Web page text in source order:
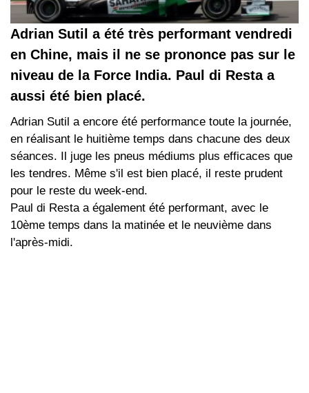
Adrian Sutil a été très performant vendredi
en Chine, mais il ne se prononce pas sur le
niveau de la Force India. Paul di Resta a
aussi été bien placé.
Adrian Sutil a encore été performance toute la journée,
en réalisant le huitième temps dans chacune des deux
séances. Il juge les pneus médiums plus efficaces que
les tendres. Même s'il est bien placé, il reste prudent
pour le reste du week-end.
Paul di Resta a également été performant, avec le
10ème temps dans la matinée et le neuvième dans
l'après-midi.